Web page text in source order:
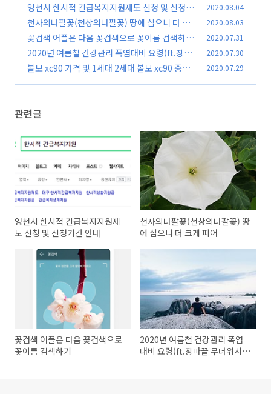
영천시 한시적 긴급복지지원제도 신청 및 신청기
간 안내
(0)
2020.08.04
천사의나팔꽃(천상의나팔꽃) 땅에 심으니 더 크
게 피어
(0)
2020.08.03
꽃검색 어플은 다음 꽃검색으로 꽃이름 검색하기
(0)
2020.07.31
2020년 여름철 건강관리 폭염대비 요령(ft.장마
끝 무더위시작) (0)
2020.07.30
볼보 xc90 가격 및 1세대 2세대 볼보 xc90 중고
2020.07.29
관련글
영천시 한시적 긴급복지지원제
도 신청 및 신청기간 안내
천사의나팔꽃(천상의나팔꽃) 땅
에 심으니 더 크게 피어
꽃검색 어플은 다음 꽃검색으로
꽃이름 검색하기
2020년 여름철 건강관리 폭염
대비 요령(ft.장마끝 무더위시